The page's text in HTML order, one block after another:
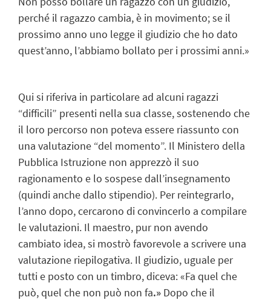
perché il ragazzo cambia, è in movimento; se il
prossimo anno uno legge il giudizio che ho dato
quest’anno, l’abbiamo bollato per i prossimi anni.»
Qui si riferiva in particolare ad alcuni ragazzi
“difficili” presenti nella sua classe, sostenendo che
il loro percorso non poteva essere riassunto con
una valutazione “del momento”. Il Ministero della
Pubblica Istruzione non apprezzò il suo
ragionamento e lo sospese dall’insegnamento
(quindi anche dallo stipendio). Per reintegrarlo,
l’anno dopo, cercarono di convincerlo a compilare
le valutazioni. Il maestro, pur non avendo
cambiato idea, si mostrò favorevole a scrivere una
valutazione riepilogativa. Il giudizio, uguale per
tutti e posto con un timbro, diceva: «Fa quel che
può, quel che non può non fa.» Dopo che il